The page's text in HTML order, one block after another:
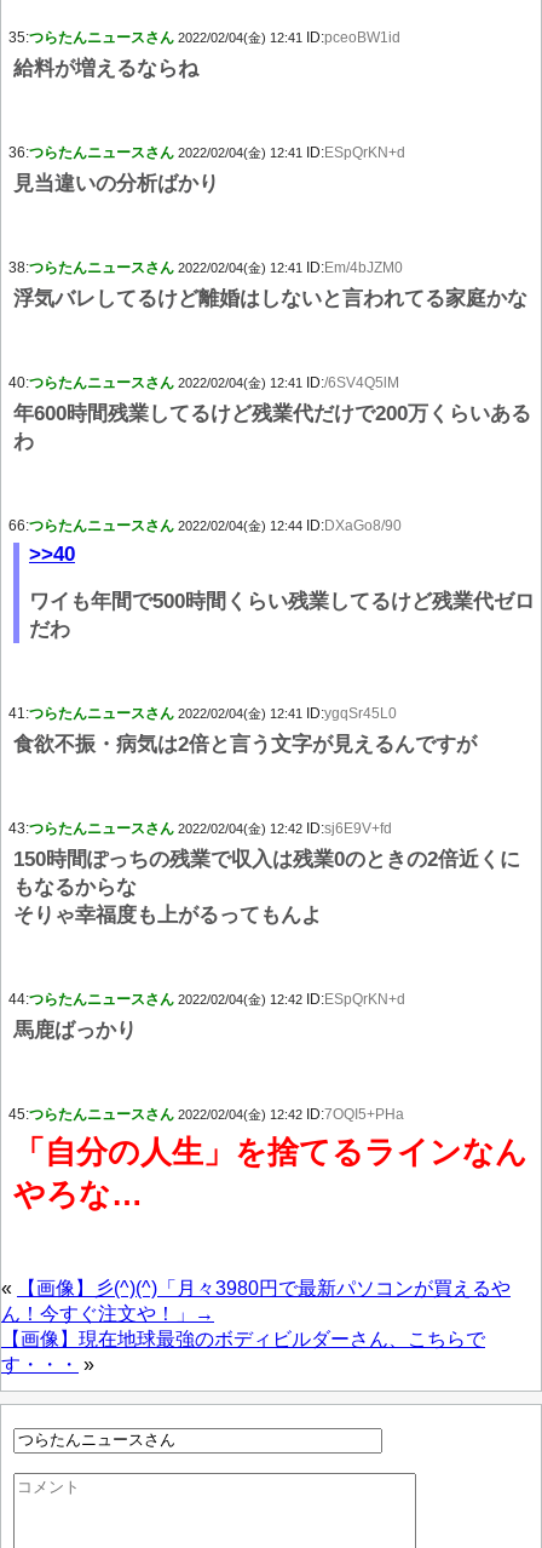
35:つらたんニュースさん 2022/02/04(金) 12:41 ID:pceoBW1id
給料が増えるならね
36:つらたんニュースさん 2022/02/04(金) 12:41 ID:ESpQrKN+d
見当違いの分析ばかり
38:つらたんニュースさん 2022/02/04(金) 12:41 ID:Em/4bJZM0
浮気バレしてるけど離婚はしないと言われてる家庭かな
40:つらたんニュースさん 2022/02/04(金) 12:41 ID:/6SV4Q5lM
年600時間残業してるけど残業代だけで200万くらいある
わ
66:つらたんニュースさん 2022/02/04(金) 12:44 ID:DXaGo8/90
>>40
ワイも年間で500時間くらい残業してるけど残業代ゼロ
だわ
41:つらたんニュースさん 2022/02/04(金) 12:41 ID:ygqSr45L0
食欲不振・病気は2倍と言う文字が見えるんですが
43:つらたんニュースさん 2022/02/04(金) 12:42 ID:sj6E9V+fd
150時間ぽっちの残業で収入は残業0のときの2倍近くに
もなるからな
そりゃ幸福度も上がるってもんよ
44:つらたんニュースさん 2022/02/04(金) 12:42 ID:ESpQrKN+d
馬鹿ばっかり
45:つらたんニュースさん 2022/02/04(金) 12:42 ID:7OQI5+PHa
「自分の人生」を捨てるラインなん
やろな…
«
【画像】彡(^)(^)「月々3980円で最新パソコンが買えるや
ん！今すぐ注文や！」→
【画像】現在地球最強のボディビルダーさん、こちらで
す・・・ »